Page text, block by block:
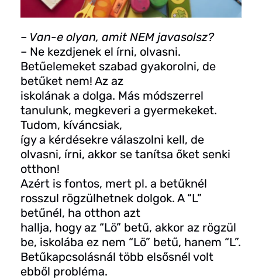
– Van-e olyan, amit NEM javasolsz?
– Ne kezdjenek el írni, olvasni.
Betűelemeket szabad gyakorolni, de
betűket nem! Az az
iskolának a dolga. Más módszerrel
tanulunk, megkeveri a gyermekeket.
Tudom, kíváncsiak,
így a kérdésekre válaszolni kell, de
olvasni, írni, akkor se tanítsa őket senki
otthon!
Azért is fontos, mert pl. a betűknél
rosszul rögzülhetnek dolgok. A “L”
betűnél, ha otthon azt
hallja, hogy az “Lö” betű, akkor az rögzül
be, iskolába ez nem “Lö” betű, hanem “L”.
Betűkapcsolásnál több elsősnél volt
ebből probléma.